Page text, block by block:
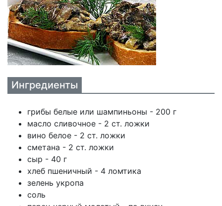
Ингредиенты
грибы белые или шампиньоны - 200 г
масло сливочное - 2 ст. ложки
вино белое - 2 ст. ложки
сметана - 2 ст. ложки
сыр - 40 г
хлеб пшеничный - 4 ломтика
зелень укропа
соль